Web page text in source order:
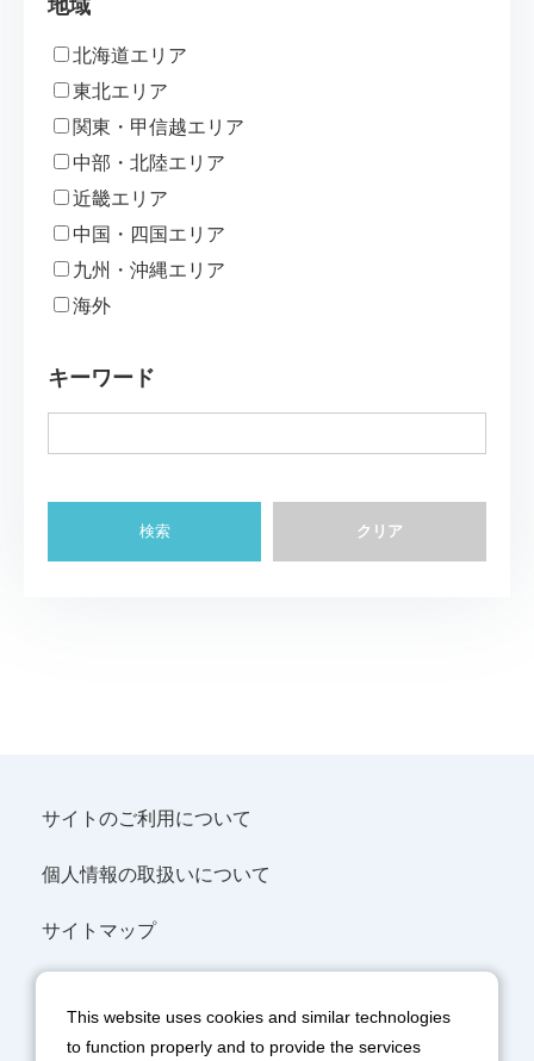
地域
北海道エリア
東北エリア
関東・甲信越エリア
中部・北陸エリア
近畿エリア
中国・四国エリア
九州・沖縄エリア
海外
キーワード
サイトのご利用について
個人情報の取扱いについて
サイトマップ
協力会社の皆様へ
This website uses cookies and similar technologies
to function properly and to provide the services